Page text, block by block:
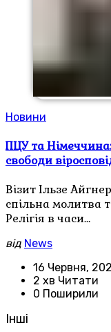
Новини
ПЦУ та
свободи
Візит Ільзе
спільна молитва
Релігія в часи…
від News
16 Червня,
2 хв Читати
0 Поширили
Інші